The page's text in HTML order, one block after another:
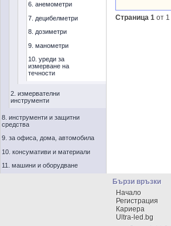
6. анемометри
7. децибелметри
8. дозиметри
9. манометри
10. уреди за
измерване на
течности
2. измервателни
инструменти
8. инструменти и защитни
средства
9. за офиса, дома, автомобила
10. консумативи и материали
11. машини и оборудване
Страница 1 от 1
Бързи връзки
Начало
Регистрация
Кариера
Ultra-led.bg